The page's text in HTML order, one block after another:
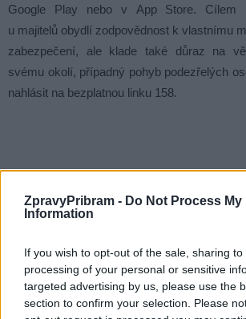
ZpravyPribram - Do Not Process My
Information
If you wish to opt-out of the sale, sharing
processing of your personal or sensitive
targeted advertising by us, please use the
section to confirm your selection. Please
Google Play nebo v App Store. Cílem
u majitelů obydlí zodpovědnost k vlastnímu
zabezpečení, ale klade také důraz na
svému okolí, případný pohyb podezřelých
nahlásit na bezplatnou linku 158.
Komentáře
TAGY chalupa Policie ČR
zloděj